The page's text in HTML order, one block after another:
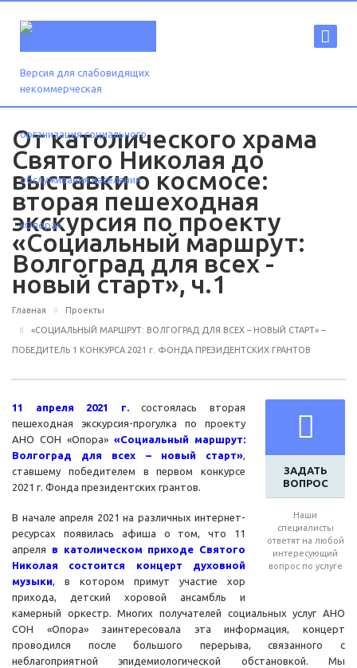
Версия для слабовидящих
От католического храма
Святого Николая до
выставки о космосе:
вторая пешеходная
экскурсия по проекту
«Социальный маршрут:
Волгоград для всех -
новый старт», ч.1
Главная Проекты
«СОЦИАЛЬНЫЙ МАРШРУТ: ВОЛГОГРАД ДЛЯ ВСЕХ – НОВЫЙ СТАРТ» –
ПОБЕДИТЕЛЬ 1 КОНКУРСА 2021 г. ФОНДА ПРЕЗИДЕНТСКИХ ГРАНТОВ
ЗАДАТЬ
ВОПРОС
Наши
специалисты
ответят на любой
интересующий
вопрос по услуге
11 апреля 2021 г.состоялась вторая
пешеходная экскурсия-прогулка по проекту
АНО СОН «Опора» «Социальный маршрут:
Волгоград для всех – новый старт»,
ставшему победителем в первом конкурсе
2021 г. Фонда президентских грантов.
В начале апреля 2021 на различных интернет-
ресурсах появилась афиша о том, что 11
апреля в католическом приходе Святого
Николая состоится концерт духовной
музыки, в котором примут участие хор
прихода, детский хоровой ансамбль и
камерный оркестр. Многих получателей социальных услуг АНО
СОН «Опора» заинтересовала эта информация, концерт
проводился после большого перерыва, связанного с
неблагоприятной эпидемиологической обстановкой. Мы